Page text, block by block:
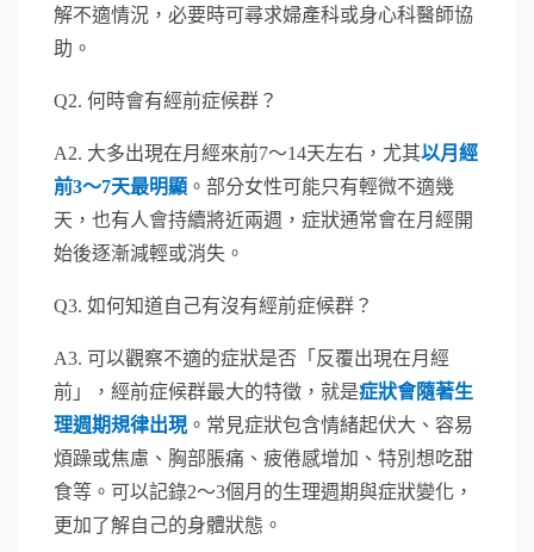
解不適情況，必要時可尋求婦產科或身心科醫師協
助。
Q2. 何時會有經前症候群？
A2. 大多出現在月經來前7～14天左右，尤其以月經
前3～7天最明顯 。部分女性可能只有輕微不適幾
天，也有人會持續將近兩週，症狀通常會在月經開
始後逐漸減輕或消失。
Q3. 如何知道自己有沒有經前症候群？
A3. 可以觀察不適的症狀是否「反覆出現在月經
前」，經前症候群最大的特徵，就是症狀會隨著生
理週期規律出現。常見症狀包含情緒起伏大、容易
煩躁或焦慮、胸部脹痛、疲倦感增加、特別想吃甜
食等。可以記錄2～3個月的生理週期與症狀變化，
更加了解自己的身體狀態。